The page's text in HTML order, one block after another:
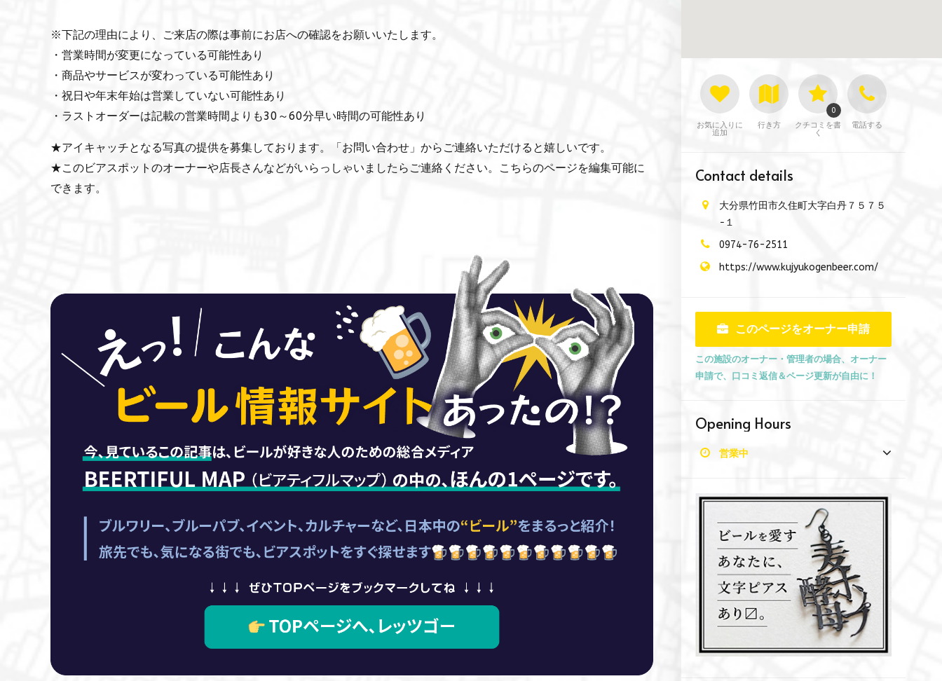
※下記の理由により、ご来店の際は事前にお店への確認をお願いいたします。
・営業時間が変更になっている可能性あり
・商品やサービスが変わっている可能性あり
・祝日や年末年始は営業していない可能性あり
・ラストオーダーは記載の営業時間よりも30～60分早い時間の可能性あり
★アイキャッチとなる写真の提供を募集しております。「お問い合わせ」からご連絡いただけると嬉しいです。
★このビアスポットのオーナーや店長さんなどがいらっしゃいましたらご連絡ください。こちらのページを編集可能に
できます。
お気に入りに
追加
行き方
クチコミを書
く
0
電話する
Contact details
大分県竹田市久住町大字白丹７５７５
−１
0974-76-2511
https://www.kujyukogenbeer.com/
このページをオーナー申請
この施設のオーナー・管理者の場合、オーナー
申請で、口コミ返信＆ページ更新が自由に！
Opening Hours
営業中